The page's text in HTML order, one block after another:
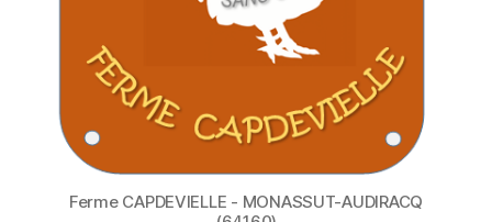
Ferme CAPDEVIELLE - MONASSUT-AUDIRACQ